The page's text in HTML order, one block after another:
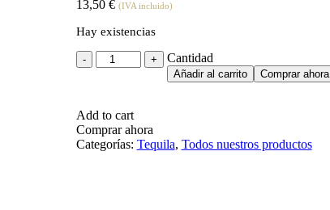
13,50 € (IVA incluido)
Hay existencias
Cantidad
Añadir al carrito Comprar ahora
Add to cart
Comprar ahora
Categorías: Tequila, Todos nuestros productos